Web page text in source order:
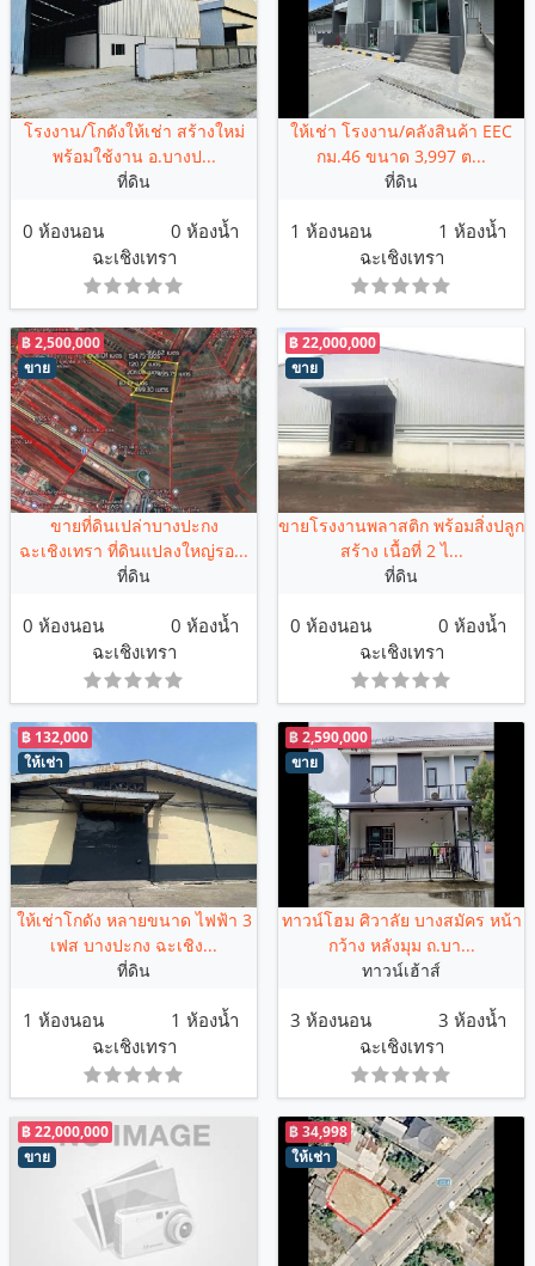
โรงงาน/โกดังให้เช่า สร้างใหม่
พร้อมใช้งาน อ.บางป...
ที่ดิน
0 ห้องนอน
0 ห้องน้ำ
ฉะเชิงเทรา
ให้เช่า โรงงาน/คลังสินค้า EEC
กม.46 ขนาด 3,997 ต...
ที่ดิน
1 ห้องนอน
1 ห้องน้ำ
ฉะเชิงเทรา
ขาย
฿ 2,500,000
ขายที่ดินเปล่าบางปะกง
ฉะเชิงเทรา ที่ดินแปลงใหญ่รอ...
ที่ดิน
0 ห้องนอน
0 ห้องน้ำ
ฉะเชิงเทรา
ขาย
฿ 22,000,000
ขายโรงงานพลาสติก พร้อมสิ่งปลูก
สร้าง เนื้อที่ 2 ไ...
ที่ดิน
0 ห้องนอน
0 ห้องน้ำ
ฉะเชิงเทรา
ให้เช่า
฿ 132,000
ให้เช่าโกดัง หลายขนาด ไฟฟ้า 3
เฟส บางปะกง ฉะเชิง...
ที่ดิน
1 ห้องนอน
1 ห้องน้ำ
ฉะเชิงเทรา
ขาย
฿ 2,590,000
ทาวน์โฮม ศิวาลัย บางสมัคร หน้า
กว้าง หลังมุม ถ.บา...
ทาวน์เฮ้าส์
3 ห้องนอน
3 ห้องน้ำ
ฉะเชิงเทรา
ขาย
฿ 22,000,000
ให้เช่า
฿ 34,998